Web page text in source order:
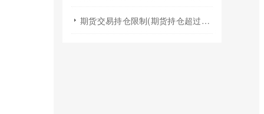
期货交易持仓限制(期货持仓超过持仓限额)